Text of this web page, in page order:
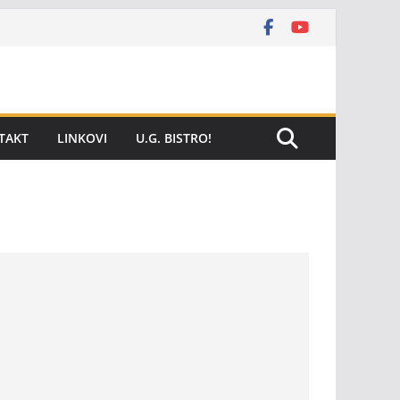
LINKOVI U.G. BISTRO!